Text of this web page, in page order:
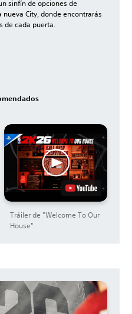
sinfín de opciones de
City, donde encontrarás
de cada puerta.
Tráiler de "Welcome To Our
House"